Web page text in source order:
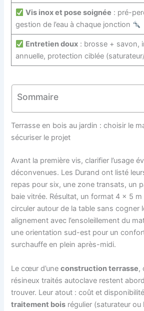
Vis inox et pose soignée : pré-
gestion de l’eau à chaque jonction
Entretien doux : brosse + savon,
annuelle, protection ciblée
Sommaire
Terrasse en bois au jardin : choisir le
sécuriser le projet
Avant la première vis, clarifier l’usage
déconvenues. Les Durand ont listé
repas pour six, une zone transats, un
baie vitrée. Résultat, un format 4 × 5
circuler autour de la table sans cogner
alignement avec l’ensoleillement du
une orientation sud-est pour un
surchauffe en plein après-midi.
Le cœur d’uneconstruction terrasse,
résineux traités autoclave restent
trouver. Leur atout : coût et
traitement bois régulier (saturateur ou